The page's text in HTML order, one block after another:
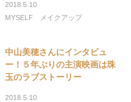
2018.5.10
MYSELF
メイクアップ
中山美穂さんにインタビュ
ー！５年ぶりの主演映画は珠
玉のラブストーリー
2018.5.10